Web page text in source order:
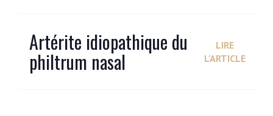
Artérite idiopathique du
philtrum nasal
LIRE
L'ARTICLE